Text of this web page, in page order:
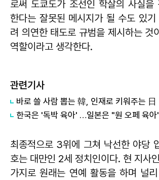
로써 도쿄도가 조선인 학살의 사실을
한다는 잘못된 메시지가 될 수도 있기
려 의연한 태도로 규범을 제시하는 것
역할이라고 생각한다.
관련기사
바로 쓸 사람 뽑는 韓, 인재로 키워주는 日
한국은 '독박 육아' …일본은 "원 오페 육아'
최종적으로 3위에 그쳐 낙선한 야당
호는 대만인 2세 정치인이다. 현 지사
가지로 원래는 연예 활동을 하며 널